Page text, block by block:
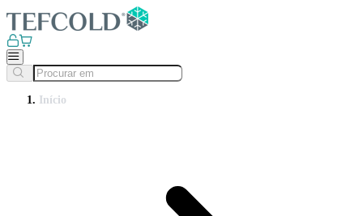
Início